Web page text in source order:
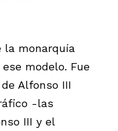
la monarquía
modelo. Fue
Alfonso III
-las
III y el